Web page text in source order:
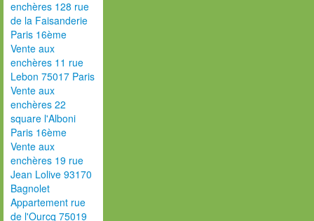
enchères 128 rue
de la Faisanderie
Paris 16ème
Vente aux
enchères 11 rue
Lebon 75017 Paris
Vente aux
enchères 22
square l'Alboni
Paris 16ème
Vente aux
enchères 19 rue
Jean Lolive 93170
Bagnolet
Appartement rue
de l'Ourcq 75019